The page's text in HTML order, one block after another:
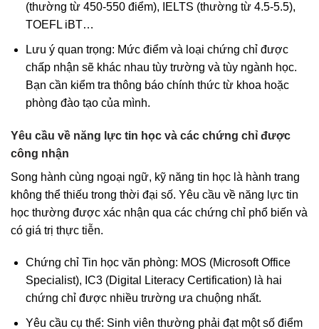
(thường từ 450-550 điểm), IELTS (thường từ 4.5-5.5),
TOEFL iBT…
Lưu ý quan trọng: Mức điểm và loại chứng chỉ được
chấp nhận sẽ khác nhau tùy trường và tùy ngành học.
Bạn cần kiểm tra thông báo chính thức từ khoa hoặc
phòng đào tạo của mình.
Yêu cầu về năng lực tin học và các chứng chỉ được
công nhận
Song hành cùng ngoại ngữ, kỹ năng tin học là hành trang
không thể thiếu trong thời đại số. Yêu cầu về năng lực tin
học thường được xác nhận qua các chứng chỉ phổ biến và
có giá trị thực tiễn.
Chứng chỉ Tin học văn phòng: MOS (Microsoft Office
Specialist), IC3 (Digital Literacy Certification) là hai
chứng chỉ được nhiều trường ưa chuộng nhất.
Yêu cầu cụ thể: Sinh viên thường phải đạt một số điểm